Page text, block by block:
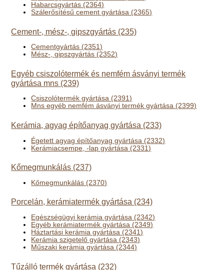
Habarcsgyártás (2364)
Szálerősítésű cement gyártása (2365)
Cement-, mész-, gipszgyártás (235)
Cementgyártás (2351)
Mész-, gipszgyártás (2352)
Egyéb csiszolótermék és nemfém ásványi termék
gyártása mns (239)
Csiszolótermék gyártása (2391)
Mns egyéb nemfém ásványi termék gyártása (2399)
Kerámia, agyag építőanyag gyártása (233)
Égetett agyag építőanyag gyártása (2332)
Kerámiacsempe, -lap gyártása (2331)
Kőmegmunkálás (237)
Kőmegmunkálás (2370)
Porcelán, kerámiatermék gyártása (234)
Egészségügyi kerámia gyártása (2342)
Egyéb kerámiatermék gyártása (2349)
Háztartási kerámia gyártása (2341)
Kerámia szigetelő gyártása (2343)
Műszaki kerámia gyártása (2344)
Tűzálló termék gyártása (232)